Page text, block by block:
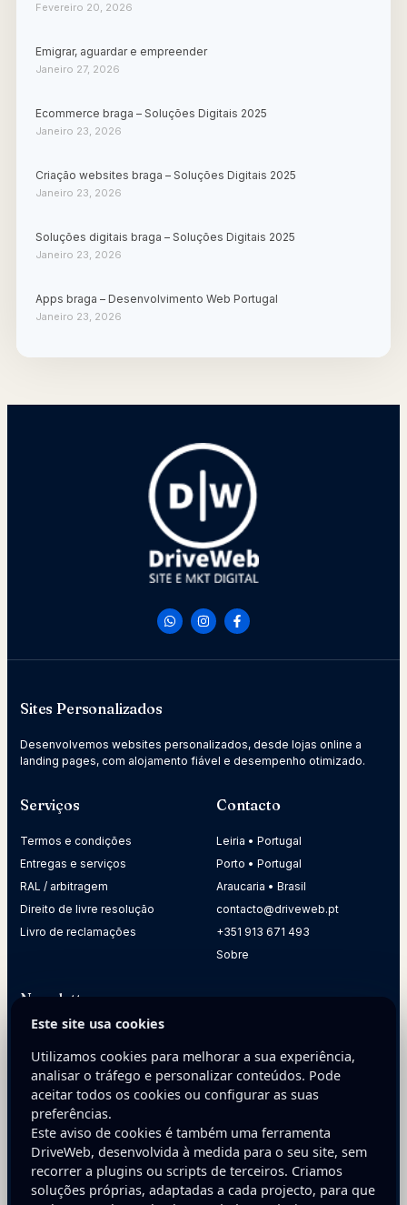
Fevereiro 20, 2026
Emigrar, aguardar e empreender
Janeiro 27, 2026
Ecommerce braga – Soluções Digitais 2025
Janeiro 23, 2026
Criação websites braga – Soluções Digitais 2025
Janeiro 23, 2026
Soluções digitais braga – Soluções Digitais 2025
Janeiro 23, 2026
Apps braga – Desenvolvimento Web Portugal
Janeiro 23, 2026
Sites Personalizados
Desenvolvemos websites personalizados, desde lojas online a
landing pages, com alojamento fiável e desempenho otimizado.
Serviços
Termos e condições
Entregas e serviços
RAL / arbitragem
Direito de livre resolução
Livro de reclamações
Contacto
Leiria • Portugal
Porto • Portugal
Araucaria • Brasil
contacto@driveweb.pt
+351 913 671 493
Sobre
Newsletter
sua empresa.
E-mail
Este site usa cookies
Utilizamos cookies para melhorar a sua experiência,
analisar o tráfego e personalizar conteúdos. Pode
aceitar todos os cookies ou configurar as suas
preferências.
Este aviso de cookies é também uma ferramenta
DriveWeb, desenvolvida à medida para o seu site, sem
recorrer a plugins ou scripts de terceiros. Criamos
soluções próprias, adaptadas a cada projecto, para que